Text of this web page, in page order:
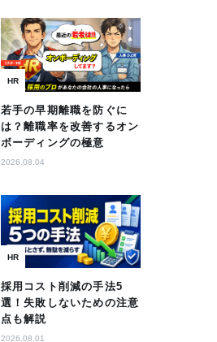
HR
若手の早期離職を防ぐに
は？離職率を改善するオン
ボーディングの極意
2026.08.04
HR
採用コスト削減の手法5
選！失敗しないための注意
点も解説
2026.08.01